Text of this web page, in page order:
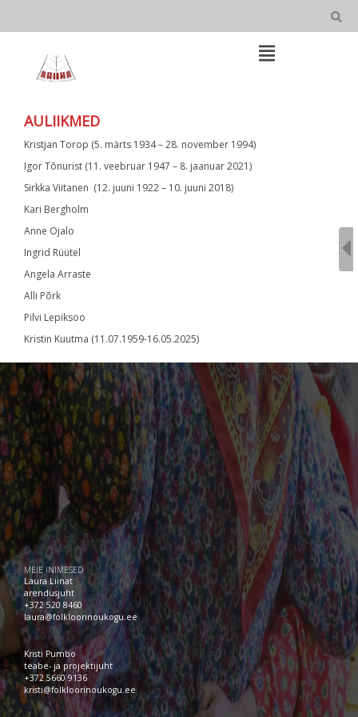
content
Open
Navigation
AULIIKMED
Kristjan Torop (5. märts 1934 – 28. november 1994)
Igor Tõnurist (11. veebruar 1947 – 8. jaanuar 2021)
Sirkka Viitanen (12. juuni 1922 – 10. juuni 2018)
Kari Bergholm
Anne Ojalo
Ingrid Rüütel
Angela Arraste
Alli Põrk
Pilvi Lepiksoo
Kristin Kuutma (11.07.1959-16.05.2025)
MEIE INIMESED
Laura Liinat
arendusjuht
+372 520 8460
laura@folkloorinoukogu.ee
Kristi Pumbo
teabe- ja projektijuht
+372 5660 9136
kristi@folkloorinoukogu.ee